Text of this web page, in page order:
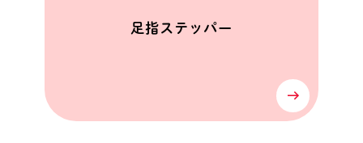
足指ステッパー